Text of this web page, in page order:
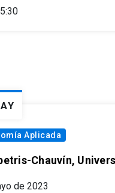
Aplicada
Chauvín,
de 2023